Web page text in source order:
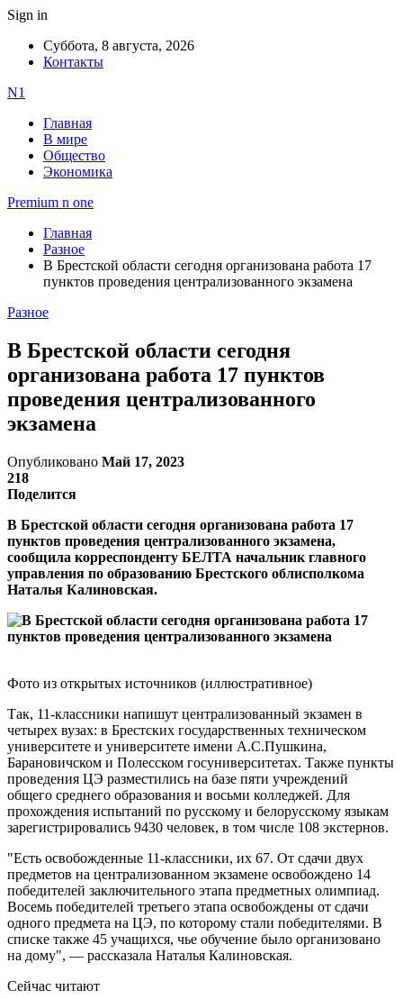
Sign in
Суббота, 8 августа, 2026
Контакты
N1
Главная
В мире
Общество
Экономика
Premium n one
Главная
Разное
В Брестской области сегодня организована работа 17
пунктов проведения централизованного экзамена
Разное
В Брестской области сегодня
организована работа 17 пунктов
проведения централизованного
экзамена
Опубликовано Май 17, 2023
218
Поделится
В Брестской области сегодня организована работа 17
пунктов проведения централизованного экзамена,
сообщила корреспонденту БЕЛТА начальник главного
управления по образованию Брестского облисполкома
Наталья Калиновская.
Фото из открытых источников (иллюстративное)
Так, 11-классники напишут централизованный экзамен в
четырех вузах: в Брестских государственных техническом
университете и университете имени А.С.Пушкина,
Барановичском и Полесском госуниверситетах. Также пункты
проведения ЦЭ разместились на базе пяти учреждений
общего среднего образования и восьми колледжей. Для
прохождения испытаний по русскому и белорусскому языкам
зарегистрировались 9430 человек, в том числе 108 экстернов.
"Есть освобожденные 11-классники, их 67. От сдачи двух
предметов на централизованном экзамене освобождено 14
победителей заключительного этапа предметных олимпиад.
Восемь победителей третьего этапа освобождены от сдачи
одного предмета на ЦЭ, по которому стали победителями. В
списке также 45 учащихся, чье обучение было организовано
на дому", — рассказала Наталья Калиновская.
Сейчас читают